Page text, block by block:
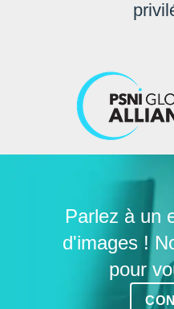
Parlez à un
d'images !
pour